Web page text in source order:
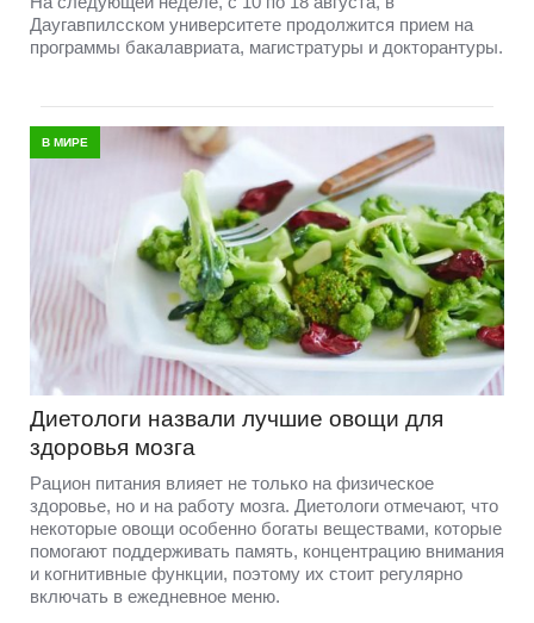
Даугавпилсском университете продолжится прием на
программы бакалавриата, магистратуры и докторантуры.
В МИРЕ
Диетологи назвали лучшие овощи для
здоровья мозга
Рацион питания влияет не только на физическое
здоровье, но и на работу мозга. Диетологи отмечают, что
некоторые овощи особенно богаты веществами, которые
помогают поддерживать память, концентрацию внимания
и когнитивные функции, поэтому их стоит регулярно
включать в ежедневное меню.